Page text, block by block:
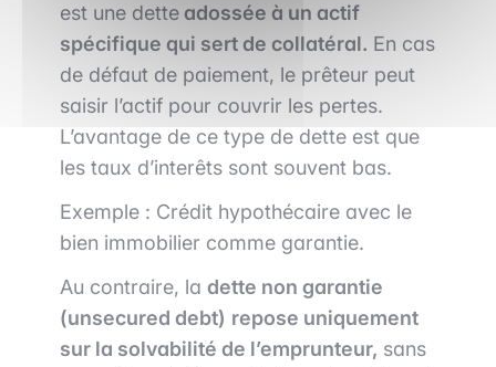
est une dette adossée à un actif
spécifique qui sert de collatéral. En cas
de défaut de paiement, le prêteur peut
saisir l’actif pour couvrir les pertes.
L’avantage de ce type de dette est que
les taux d’interêts sont souvent bas.
Exemple : Crédit hypothécaire avec le
bien immobilier comme garantie.
Au contraire, la dette non garantie
(unsecured debt) repose uniquement
sur la solvabilité de l’emprunteur, sans